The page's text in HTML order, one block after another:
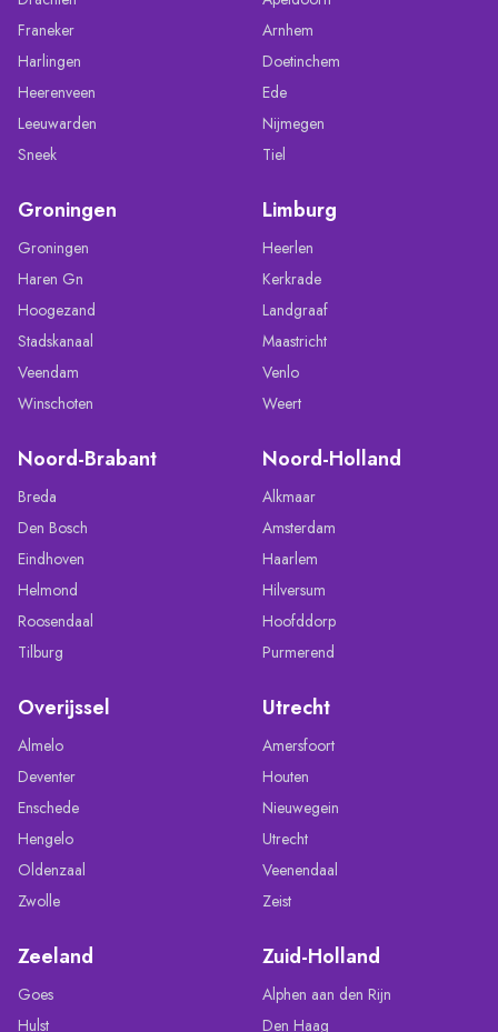
Franeker
Harlingen
Heerenveen
Leeuwarden
Sneek
Arnhem
Doetinchem
Ede
Nijmegen
Tiel
Groningen
Groningen
Haren Gn
Hoogezand
Stadskanaal
Veendam
Winschoten
Limburg
Heerlen
Kerkrade
Landgraaf
Maastricht
Venlo
Weert
Noord-Brabant
Breda
Den Bosch
Eindhoven
Helmond
Roosendaal
Tilburg
Noord-Holland
Alkmaar
Amsterdam
Haarlem
Hilversum
Hoofddorp
Purmerend
Overijssel
Almelo
Deventer
Enschede
Hengelo
Oldenzaal
Zwolle
Utrecht
Amersfoort
Houten
Nieuwegein
Utrecht
Veenendaal
Zeist
Zeeland
Goes
Hulst
Zuid-Holland
Alphen aan den Rijn
Den Haag